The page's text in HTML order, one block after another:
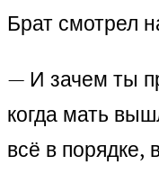
Брат смотрел
— И зачем ты
когда мать
всё в порядке,